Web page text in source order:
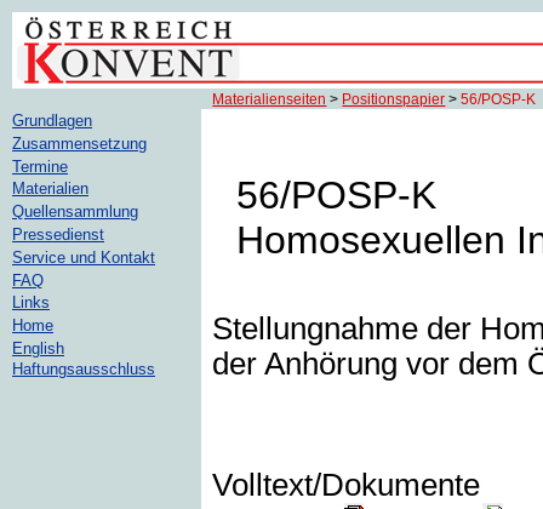
Materialienseiten > Positionspapier >56/POSP-K
56/POSP-K
Homosexuellen
Stellungnahme der
der Anhörung vor dem
Volltext/Dokumente
Grundlagen
Zusammensetzung
Termine
Materialien
Quellensammlung
Pressedienst
Service und Kontakt
FAQ
Links
Home
English
Haftungsausschluss